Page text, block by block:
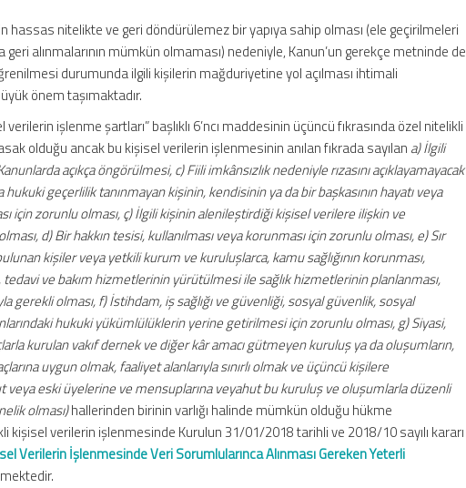
hassas nitelikte ve geri döndürülemez bir yapıya sahip olması (ele geçirilmeleri
alınmalarının mümkün olmaması) nedeniyle, Kanun’un gerekçe metninde de
durumunda ilgili kişilerin mağduriyetine yol açılması ihtimali
önem taşımaktadır.
verilerin işlenme şartları” başlıklı 6’ncı maddesinin üçüncü fıkrasında özel nitelikli
olduğu ancak bu kişisel verilerin işlenmesinin anılan fıkrada sayılan a) İlgili
açıkça öngörülmesi, c) Fiili imkânsızlık nedeniyle rızasını açıklayamayacak
geçerlilik tanınmayan kişinin, kendisinin ya da bir başkasının hayatı veya
için zorunlu olması, ç) İlgili kişinin alenileştirdiği kişisel verilere ilişkin ve
d) Bir hakkın tesisi, kullanılması veya korunması için zorunlu olması, e) Sır
kişiler veya yetkili kurum ve kuruluşlarca, kamu sağlığının korunması,
ve bakım hizmetlerinin yürütülmesi ile sağlık hizmetlerinin planlanması,
gerekli olması, f) İstihdam, iş sağlığı ve güvenliği, sosyal güvenlik, sosyal
hukuki yükümlülüklerin yerine getirilmesi için zorunlu olması, g) Siyasi,
kurulan vakıf dernek ve diğer kâr amacı gütmeyen kuruluş ya da oluşumların,
uygun olmak, faaliyet alanlarıyla sınırlı olmak ve üçüncü kişilere
veya eski üyelerine ve mensuplarına veyahut bu kuruluş ve oluşumlarla düzenli
olması)hallerinden birinin varlığı halinde mümkün olduğu hükme
kişisel verilerin işlenmesinde Kurulun 31/01/2018 tarihli ve 2018/10 sayılı kararı
Verilerin İşlenmesinde Veri Sorumlularınca Alınması Gereken Yeterli